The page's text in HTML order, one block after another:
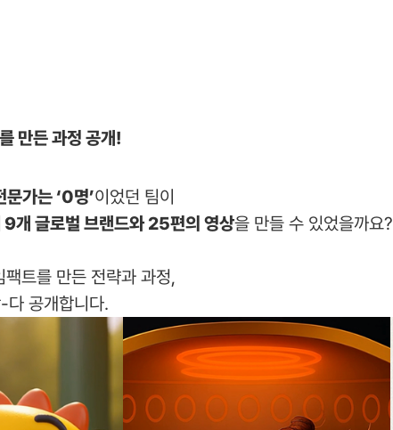
만든 과정 공개!
가는 ‘0명’이었던 팀이
개 글로벌 브랜드와 25편의 영상을 만들 수 있었을까요?
트를 만든 전략과 과정,
다 공개합니다.